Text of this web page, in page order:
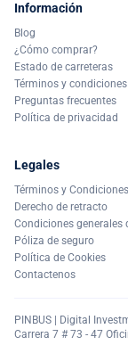
Información
Blog
¿Cómo comprar?
Estado de carreteras
Términos y
Preguntas frecuentes
Política de privacidad
Legales
Términos y Condiciones
Derecho de retracto
Condiciones generales
Póliza de seguro
Política de Cookies
Contactenos
PINBUS | Digital
Carrera 7 # 73 - 47